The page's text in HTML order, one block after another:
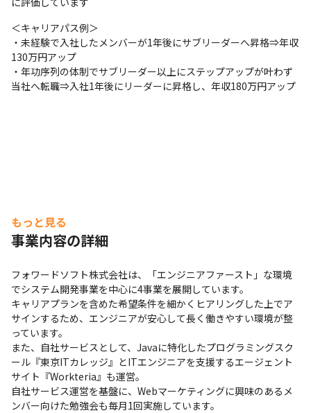
＜キャリアパス例＞
・未経験で入社したメンバーが1年後にサブリーダーへ昇格⇒年収
130万円アップ
・年功序列の体制でサブリーダー以上にステップアップが叶わず
当社へ転職⇒入社1年後にリーダーに昇格し、年収180万円アップ
もっと見る
事業内容の詳細
フォワードソフト株式会社は、「エンジニアファースト」な環境
でシステム開発事業を中心に4事業を展開しています。
キャリアプランを含めた希望条件を細かくヒアリングした上でア
サインするため、エンジニアが安心して長く働きやすい環境が整
っています。
また、自社サービスとして、Javaに特化したプログラミングスク
ール『東京ITカレッジ』とITエンジニアを支援するエージェント
サイト『Workteria』も運営。
自社サービス運営を基盤に、Webマーケティングに興味のあるメ
ンバー向けた勉強会も毎月1回実施しています。